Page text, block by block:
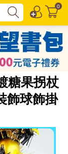
0
糖果拐杖
飾球飾掛